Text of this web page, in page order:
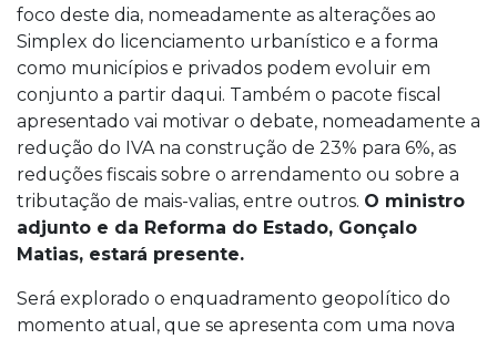
foco deste dia, nomeadamente as alterações ao
Simplex do licenciamento urbanístico e a forma
como municípios e privados podem evoluir em
conjunto a partir daqui. Também o pacote fiscal
apresentado vai motivar o debate, nomeadamente a
redução do IVA na construção de 23% para 6%, as
reduções fiscais sobre o arrendamento ou sobre a
tributação de mais-valias, entre outros. O ministro
adjunto e da Reforma do Estado, Gonçalo
Matias, estará presente.
Será explorado o enquadramento geopolítico do
momento atual, que se apresenta com uma nova